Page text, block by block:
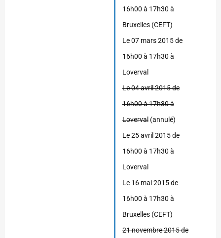
16h00 à 17h30 à
Bruxelles (CEFT)
Le 07 mars 2015 de
16h00 à 17h30 à
Loverval
Le 04 avril 2015 de
16h00 à 17h30 à
Loverval(annulé)
Le 25 avril 2015 de
16h00 à 17h30 à
Loverval
Le 16 mai 2015 de
16h00 à 17h30 à
Bruxelles (CEFT)
21 novembre 2015 de